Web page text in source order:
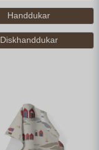
Handdukar
Diskhanddukar